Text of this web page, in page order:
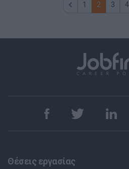
1 2 3 4
Θέσεις εργασίας